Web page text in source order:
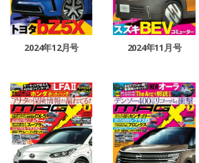
2024年12月号 2024年11月号